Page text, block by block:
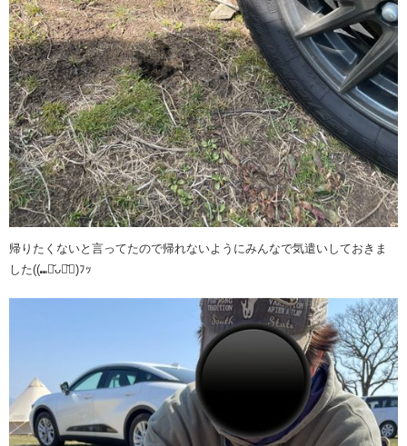
帰りたくないと言ってたので帰れないようにみんなで気遣いしておきま
した((⑉･᷄ᴗ･᷅⑉)ﾌｯ